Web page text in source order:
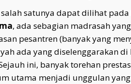
satunya dapat dilihat
, ada sebagian madrasah
pesantren (banyak yang
ada yang diselenggarakan
ini, banyak torehan
utama menjadi unggulan